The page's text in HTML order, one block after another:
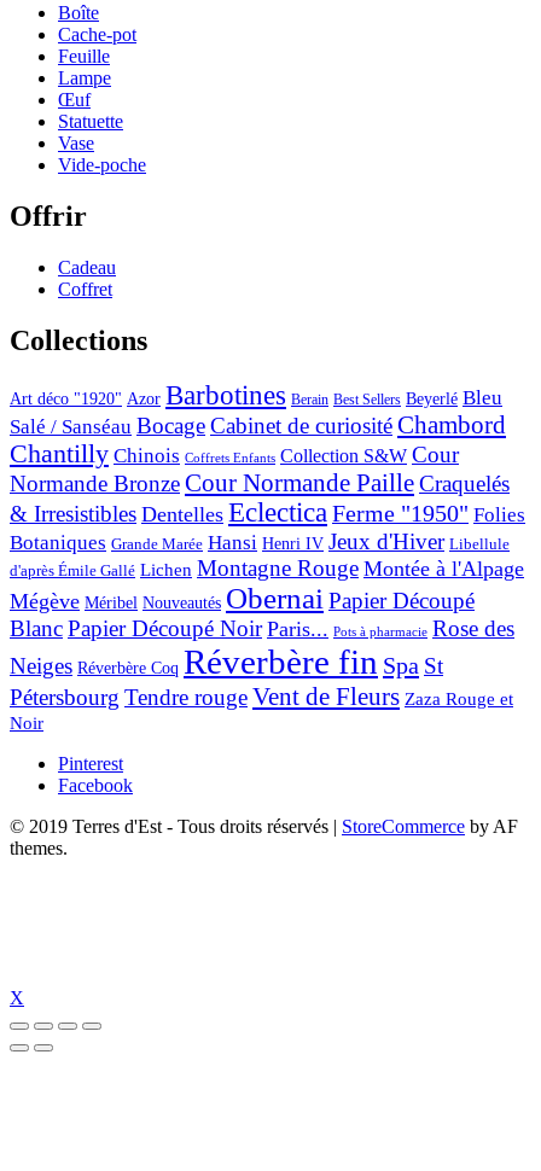
Boîte
Cache-pot
Feuille
Lampe
Œuf
Statuette
Vase
Vide-poche
Offrir
Cadeau
Coffret
Collections
Art déco "1920" Azor Barbotines Berain Best Sellers Beyerlé Bleu
Salé / Sanséau BocageCabinet de curiositéChambord
Chantilly Chinois Coffrets Enfants Collection S&W Cour
Normande BronzeCour Normande PailleCraquelés
& Irresistibles Dentelles EclecticaFerme "1950" Folies
Botaniques Grande Marée Hansi Henri IV Jeux d'Hiver Libellule
d'après Émile Gallé Lichen Montagne Rouge Montée à l'Alpage
Mégève Méribel Nouveautés ObernaiPapier Découpé
BlancPapier Découpé Noir Paris... Pots à pharmacie Rose des
Neiges Réverbère Coq Réverbère fin Spa St
Pétersbourg Tendre rougeVent de Fleurs Zaza Rouge et
Noir
Pinterest
Facebook
© 2019 Terres d'Est - Tous droits réservés
StoreCommerce by AF
themes.
X